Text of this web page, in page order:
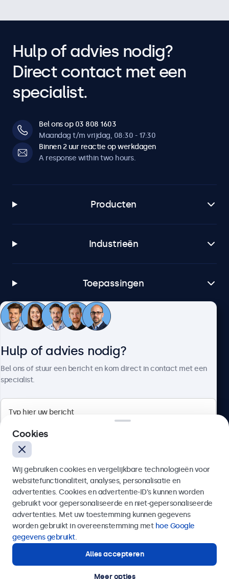
Hulp of advies nodig?
Direct contact met een
specialist.
Bel ons op 03 808 1603
Maandag t/m vrijdag, 08:30 - 17:30
Binnen 2 uur reactie op werkdagen
A response within two hours.
Producten
Industrieën
Toepassingen
Klantenservice
4.8/5 door 5000+ bedrijven
Nederlands
Hulp of advies nodig?
Bel ons of stuur een bericht en kom direct in contact met een
specialist.
Verzenden
Of bel ons op
Hulp of advies nodig?
Direct contact met een specialist.
Cookies
Wij gebruiken cookies en vergelijkbare technologieën voor
websitefunctionaliteit, analyses, personalisatie en
advertenties. Cookies en advertentie-ID’s kunnen worden
gebruikt voor gepersonaliseerde en niet-gepersonaliseerde
advertenties. Met uw toestemming kunnen gegevens
worden gebruikt in overeenstemming met hoe Google
gegevens gebruikt.
Alles accepteren
Meer opties